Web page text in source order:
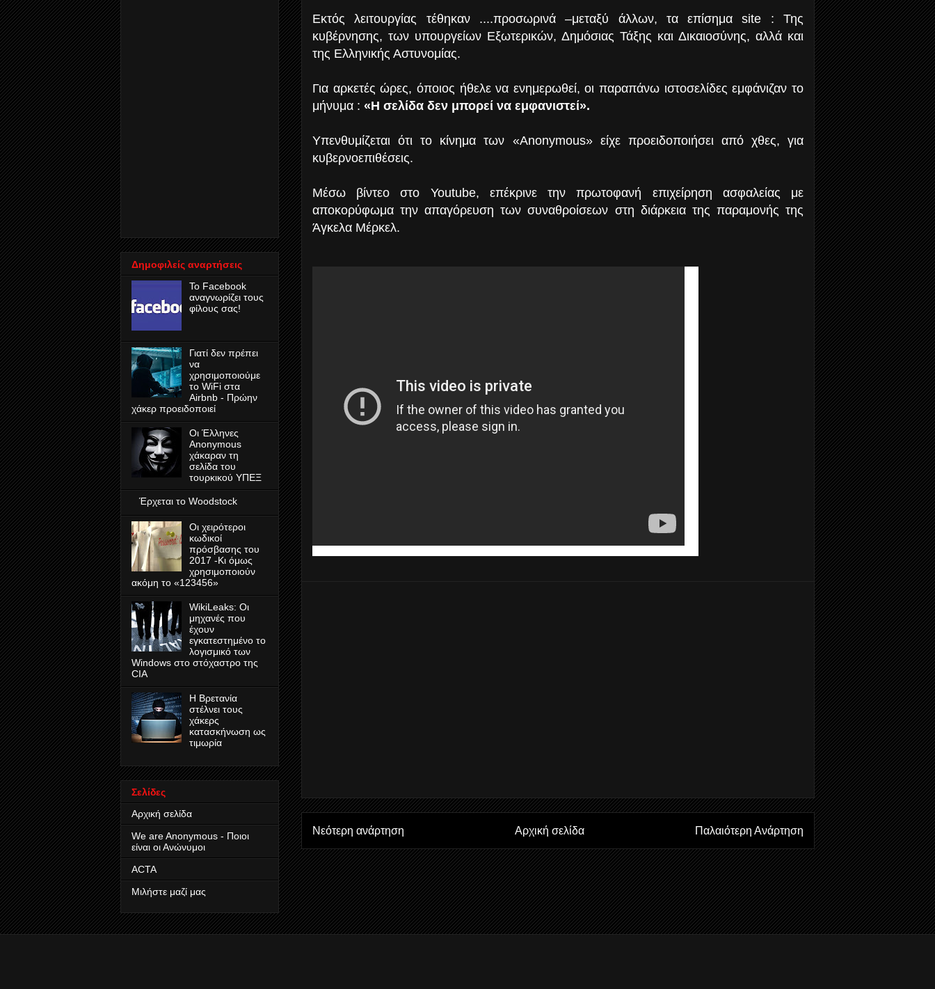
Εκτός λειτουργίας τέθηκαν ....προσωρινά –μεταξύ άλλων, τα επίσημα site : Της
κυβέρνησης, των υπουργείων Εξωτερικών, Δημόσιας Τάξης και Δικαιοσύνης, αλλά και
της Ελληνικής Αστυνομίας.
Για αρκετές ώρες, όποιος ήθελε να ενημερωθεί, οι παραπάνω ιστοσελίδες εμφάνιζαν το
μήνυμα : «H σελίδα δεν μπορεί να εμφανιστεί».
Υπενθυμίζεται ότι το κίνημα των «Anonymous» είχε προειδοποιήσει από χθες, για
κυβερνοεπιθέσεις.
Μέσω βίντεο στο Youtube, επέκρινε την πρωτοφανή επιχείρηση ασφαλείας με
αποκορύφωμα την απαγόρευση των συναθροίσεων στη διάρκεια της παραμονής της
Άγκελα Μέρκελ.
Νεότερη ανάρτηση Παλαιότερη Ανάρτηση
Αρχική σελίδα
Δημοφιλείς αναρτήσεις
Το Facebook
αναγνωρίζει τους
φίλους σας!
Γιατί δεν πρέπει
να
χρησιμοποιούμε
το WiFi στα
Airbnb - Πρώην
χάκερ προειδοποιεί
Οι Έλληνες
Anonymous
χάκαραν τη
σελίδα του
τουρκικού ΥΠΕΞ
Έρχεται το Woodstock
Οι χειρότεροι
κωδικοί
πρόσβασης του
2017 -Κι όμως
χρησιμοποιούν
ακόμη το «123456»
WikiLeaks: Οι
μηχανές που
έχουν
εγκατεστημένο το
λογισμικό των
Windows στο στόχαστρο της
CIA
Η Βρετανία
στέλνει τους
χάκερς
κατασκήνωση ως
τιμωρία
Σελίδες
Αρχική σελίδα
We are Anonymous - Ποιοι
είναι οι Ανώνυμοι
ACTA
Μιλήστε μαζί μας